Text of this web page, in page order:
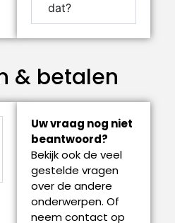
dat?
& betalen
Uw vraag nog niet
beantwoord?
Bekijk ook de veel
gestelde vragen
over de andere
onderwerpen. Of
neem contact op